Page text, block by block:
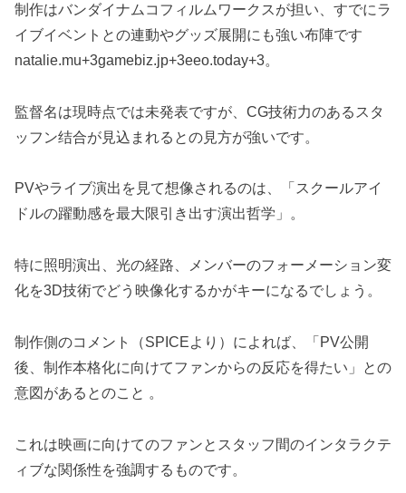
制作はバンダイナムコフィルムワークスが担い、すでにラ
イブイベントとの連動やグッズ展開にも強い布陣です
natalie.mu+3gamebiz.jp+3eeo.today+3。
監督名は現時点では未発表ですが、CG技術力のあるスタ
ッフン结合が見込まれるとの見方が強いです。
PVやライブ演出を見て想像されるのは、「スクールアイ
ドルの躍動感を最大限引き出す演出哲学」。
特に照明演出、光の経路、メンバーのフォーメーション変
化を3D技術でどう映像化するかがキーになるでしょう。
制作側のコメント（SPICEより）によれば、「PV公開
後、制作本格化に向けてファンからの反応を得たい」との
意図があるとのこと 。
これは映画に向けてのファンとスタッフ間のインタラクテ
ィブな関係性を強調するものです。